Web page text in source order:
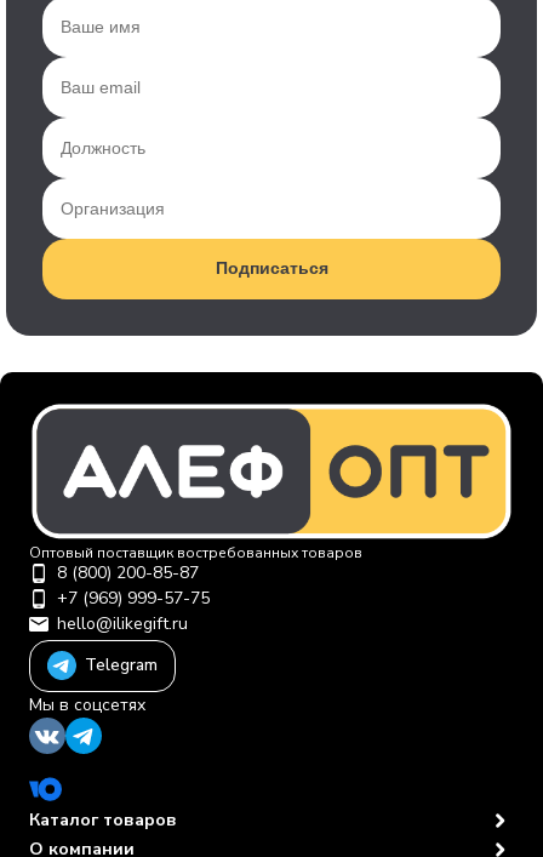
Подписаться
Оптовый поставщик востребованных товаров
8 (800) 200-85-87
+7 (969) 999-57-75
hello@ilikegift.ru
Telegram
Мы в соцсетях
Каталог товаров
О компании